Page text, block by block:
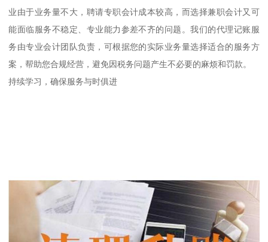
业由于业务量不大，聘请专职会计成本较高，而选择兼职会计又可
能面临服务不稳定、专业能力参差不齐的问题。我们的代理记账服
务由专业会计团队负责，可根据您的实际业务量选择适合的服务方
案，帮助您合规经营，避免因税务问题产生不必要的麻烦和罚款。
持续学习，确保服务与时俱进